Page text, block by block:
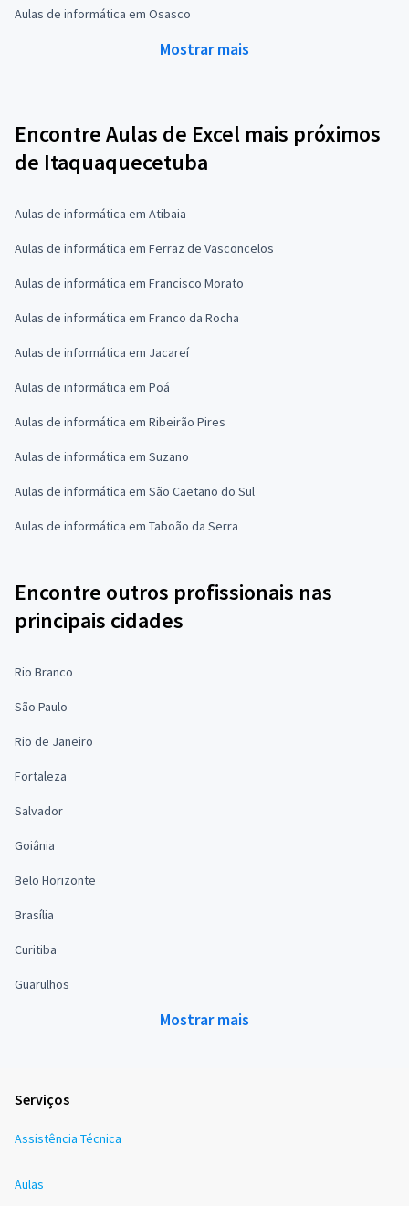
Aulas de informática em Osasco
Mostrar mais
Encontre Aulas de Excel mais próximos
de Itaquaquecetuba
Aulas de informática em Atibaia
Aulas de informática em Ferraz de Vasconcelos
Aulas de informática em Francisco Morato
Aulas de informática em Franco da Rocha
Aulas de informática em Jacareí
Aulas de informática em Poá
Aulas de informática em Ribeirão Pires
Aulas de informática em Suzano
Aulas de informática em São Caetano do Sul
Aulas de informática em Taboão da Serra
Encontre outros profissionais nas
principais cidades
Rio Branco
São Paulo
Rio de Janeiro
Fortaleza
Salvador
Goiânia
Belo Horizonte
Brasília
Curitiba
Guarulhos
Mostrar mais
Serviços
Assistência Técnica
Aulas